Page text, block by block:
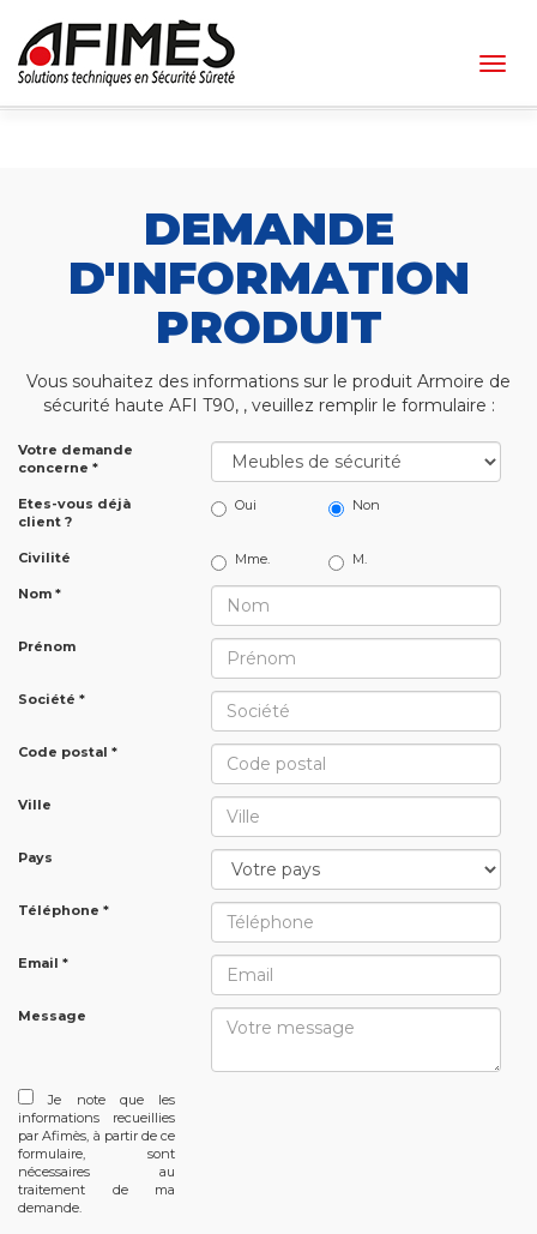
DEMANDE
D'INFORMATION
PRODUIT
Vous souhaitez des informations sur le produit Armoire de
sécurité haute AFI T90, , veuillez remplir le formulaire :
Votre demande
concerne *
Etes-vous déjà
client ?
Oui Non
Civilité Mme. M.
Nom *
Prénom
Société *
Code postal *
Ville
Pays
Téléphone *
Email *
Message
Je note que les
informations recueillies
par Afimès, à partir de ce
formulaire, sont
nécessaires au
traitement de ma
demande.